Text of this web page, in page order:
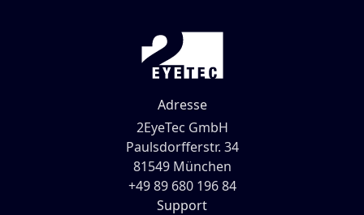
Adresse
2EyeTec GmbH
Paulsdorfferstr. 34
81549 München
+49 89 680 196 84
Support